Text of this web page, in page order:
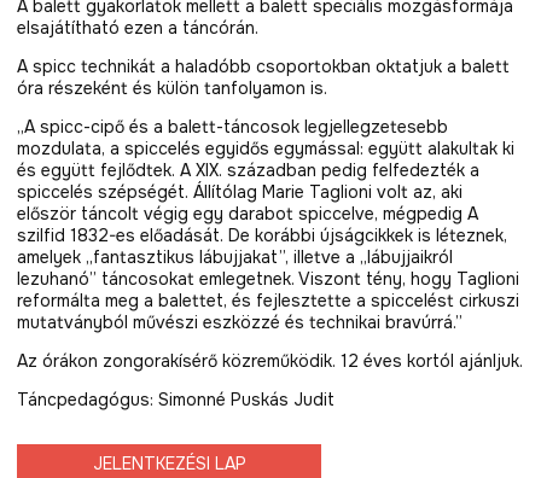
A balett gyakorlatok mellett a balett speciális mozgásformája
elsajátítható ezen a táncórán.
A spicc technikát a haladóbb csoportokban oktatjuk a balett
óra részeként és külön tanfolyamon is.
„A spicc-cipő és a balett-táncosok legjellegzetesebb
mozdulata, a spiccelés egyidős egymással: együtt alakultak ki
és együtt fejlődtek. A XIX. században pedig felfedezték a
spiccelés szépségét. Állítólag Marie Taglioni volt az, aki
először táncolt végig egy darabot spiccelve, mégpedig A
szilfid 1832-es előadását. De korábbi újságcikkek is léteznek,
amelyek „fantasztikus lábujjakat”, illetve a „lábujjaikról
lezuhanó” táncosokat emlegetnek. Viszont tény, hogy Taglioni
reformálta meg a balettet, és fejlesztette a spiccelést cirkuszi
mutatványból művészi eszközzé és technikai bravúrrá.”
Az órákon zongorakísérő közreműködik. 12 éves kortól ajánljuk.
Táncpedagógus: Simonné Puskás Judit
JELENTKEZÉSI LAP